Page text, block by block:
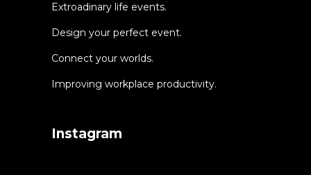
Extroadinary life events.
Design your perfect event.
Connect your worlds.
Improving workplace productivity.
Instagram